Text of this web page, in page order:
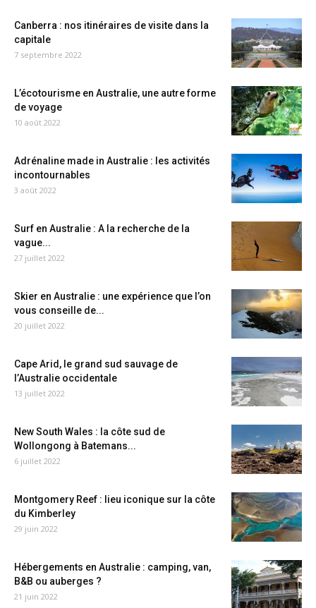
Canberra : nos itinéraires de visite dans la
capitale
7 septembre 2022
L’écotourisme en Australie, une autre forme
de voyage
10 août 2022
Adrénaline made in Australie : les activités
incontournables
3 août 2022
Surf en Australie : A la recherche de la
vague...
27 juillet 2022
Skier en Australie : une expérience que l’on
vous conseille de...
20 juillet 2022
Cape Arid, le grand sud sauvage de
l’Australie occidentale
13 juillet 2022
New South Wales : la côte sud de
Wollongong à Batemans...
6 juillet 2022
Montgomery Reef : lieu iconique sur la côte
du Kimberley
29 juin 2022
Hébergements en Australie : camping, van,
B&B ou auberges ?
21 juin 2022